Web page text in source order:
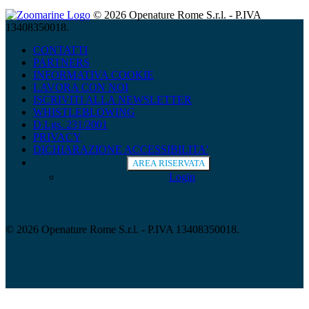
© 2026 Openature Rome S.r.l. - P.IVA
13408350018.
CONTATTI
PARTNERS
INFORMATIVA COOKIE
LAVORA CON NOI
ISCRIVITI ALLA NEWSLETTER
WHISTLEBLOWING
D.Lgs. 231/2001
PRIVACY
DICHIARAZIONE ACCESSIBILITA'
AREA RISERVATA
Login
© 2026 Openature Rome S.r.l. - P.IVA 13408350018.